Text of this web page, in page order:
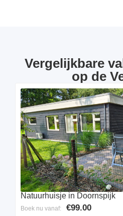
Vergelijkbare
op de
Natuurhuisje in Doornspijk
Boek nu vanaf: €99.00